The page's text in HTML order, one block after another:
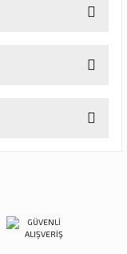
formunu kullanarak